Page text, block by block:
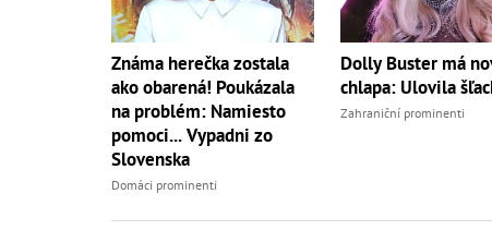
Známa herečka zostala
ako obarená! Poukázala
na problém: Namiesto
pomoci... Vypadni zo
Slovenska
Domáci prominenti
Dolly Buster má
chlapa: Ulovila
Zahraniční prominenti